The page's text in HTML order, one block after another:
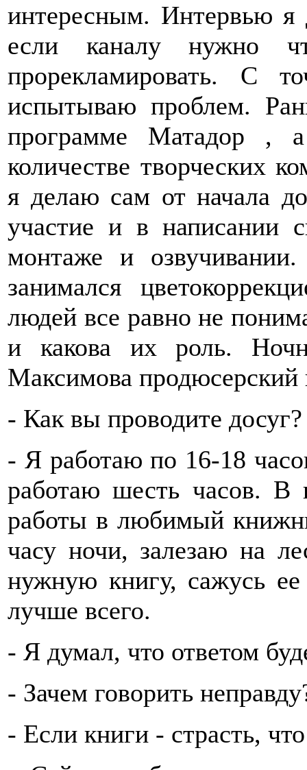
интересным. Интервью я
если каналу нужно
прорекламировать. С
испытываю проблем.
программе Матадор ,
количестве творческих
я делаю сам от начала
участие и в написании
монтаже и
занимался
людей все равно не
и какова их роль.
Максимова продюсерский
- Как вы проводите досуг?
- Я работаю по 16-18
работаю шесть часов. В
работы в любимый
часу ночи, залезаю на
нужную книгу, сажусь ее
лучше всего.
- Я думал, что ответом
- Зачем говорить
- Если книги - страсть,